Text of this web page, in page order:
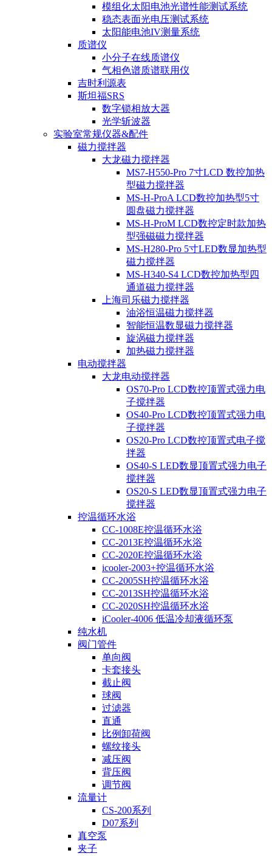
模组化太阳电池光谱性能测试系统
稳态表面光电压测试系统
太阳能电池IV测量系统
质谱仪
小分子在线质谱仪
气相色谱质谱联用仪
吉时利源表
斯坦福SRS
数字锁相放大器
光学斩波器
实验室常规仪器&配件
磁力搅拌器
大龙磁力搅拌器
MS7-H550-Pro 7寸LCD 数控加热
型磁力搅拌器
MS-H-ProA LCD数控加热型5寸
圆盘磁力搅拌器
MS-H-ProM LCD数控定时款加热
型强磁磁力搅拌器
MS-H280-Pro 5寸LED数显加热型
磁力搅拌器
MS-H340-S4 LCD数控加热型四
通道磁力搅拌器
上海司乐磁力搅拌器
油浴恒温磁力搅拌器
智能恒温数显磁力搅拌器
旋涡磁力搅拌器
加热磁力搅拌器
电动搅拌器
大龙电动搅拌器
OS70-Pro LCD数控顶置式强力电
子搅拌器
OS40-Pro LCD数控顶置式强力电
子搅拌器
OS20-Pro LCD数控顶置式电子搅
拌器
OS40-S LED数显顶置式强力电子
搅拌器
OS20-S LED数显顶置式强力电子
搅拌器
控温循环水浴
CC-1008E控温循环水浴
CC-2013E控温循环水浴
CC-2020E控温循环水浴
icooler-2003+控温循环水浴
CC-2005SH控温循环水浴
CC-2013SH控温循环水浴
CC-2020SH控温循环水浴
iCooler-4006 低温冷却液循环泵
纯水机
阀门管件
单向阀
卡套接头
截止阀
球阀
过滤器
直通
比例卸荷阀
螺纹接头
减压阀
背压阀
调节阀
流量计
CS-200系列
D07系列
真空泵
夹子